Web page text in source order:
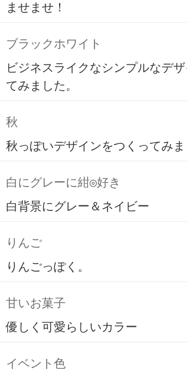
ませませ！
ブラックホワイト
ビジネスライクなシンプルなデ
てみました。
秋
秋っぽいデザインをつくってみま
白にグレーに紺◎好き
白背景にグレー＆ネイビー
りんご
りんごっぽく。
甘いお菓子
優しく可愛らしいカラー
イベント色